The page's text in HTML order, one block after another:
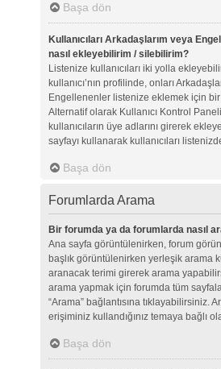
Başa dön
Kullanıcıları Arkadaşlarım veya
nasıl ekleyebilirim / silebilirim?
Listenize kullanıcıları iki yolla
kullanıcı’nın profilinde, onları
Engellenenler listenize eklemek için bir
Alternatif olarak Kullanıcı Kontrol
kullanıcıların üye adlarını girerek
sayfayı kullanarak kullanıcıları
Başa dön
Forumlarda Arama
Bir forumda ya da forumlarda nasıl
Ana sayfa görüntülenirken, forum
başlık görüntülenirken yerleşik arama
aranacak terimi girerek arama
arama yapmak için forumda tüm
“Arama” bağlantısına tıklayabilirsiniz.
erişiminiz kullandığınız temaya bağlı
Başa dön